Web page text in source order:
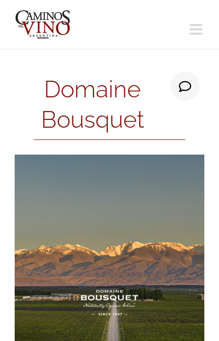
contenido
Domaine
Bousquet